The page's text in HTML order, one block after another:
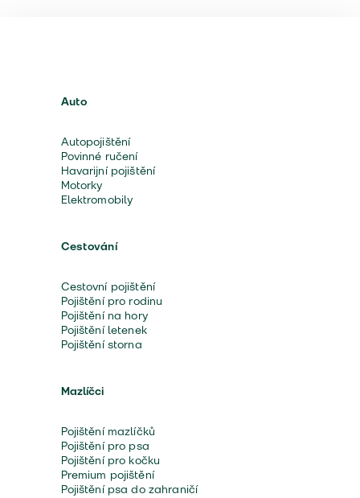
Auto
Autopojištění
Povinné ručení
Havarijní pojištění
Motorky
Elektromobily
Cestování
Cestovní pojištění
Pojištění pro rodinu
Pojištění na hory
Pojištění letenek
Pojištění storna
Mazlíčci
Pojištění mazlíčků
Pojištění pro psa
Pojištění pro kočku
Premium pojištění
Pojištění psa do zahraničí